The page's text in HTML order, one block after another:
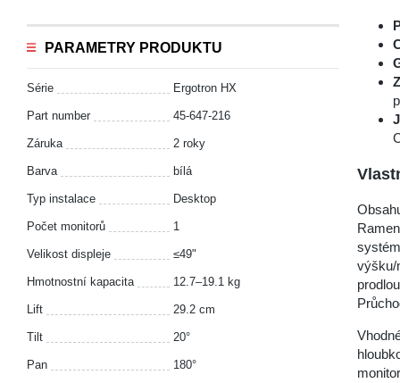
PARAMETRY PRODUKTU
Série Ergotron HX
Part number 45-647-216
Záruka 2 roky
Barva bílá
Typ instalace Desktop
Počet monitorů 1
Velikost displeje ≤49"
Hmotnostní kapacita 12.7–19.1 kg
Lift 29.2 cm
Tilt 20°
Pan 180°
výšku/